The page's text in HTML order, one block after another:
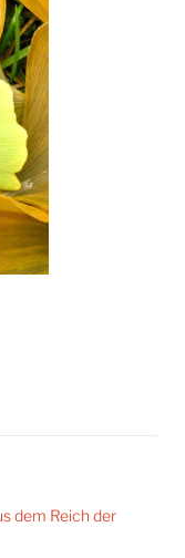
dem Reich der